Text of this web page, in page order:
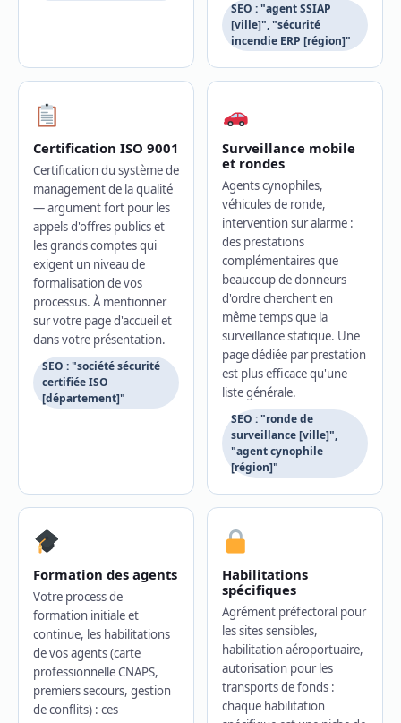
SEO : "agent SSIAP
[ville]", "sécurité
incendie ERP [région]"
Certification ISO 9001
Certification du système de
management de la qualité
— argument fort pour les
appels d'offres publics et
les grands comptes qui
exigent un niveau de
formalisation de vos
processus. À mentionner
sur votre page d'accueil et
dans votre présentation.
SEO : "société sécurité
certifiée ISO
[département]"
Surveillance mobile
et rondes
Agents cynophiles,
véhicules de ronde,
intervention sur alarme :
des prestations
complémentaires que
beaucoup de donneurs
d'ordre cherchent en
même temps que la
surveillance statique. Une
page dédiée par prestation
est plus efficace qu'une
liste générale.
SEO : "ronde de
surveillance [ville]",
"agent cynophile
[région]"
Formation des agents
Votre process de
formation initiale et
continue, les habilitations
de vos agents (carte
professionnelle CNAPS,
premiers secours, gestion
de conflits) : ces
Habilitations
spécifiques
Agrément préfectoral pour
les sites sensibles,
habilitation aéroportuaire,
autorisation pour les
transports de fonds :
chaque habilitation